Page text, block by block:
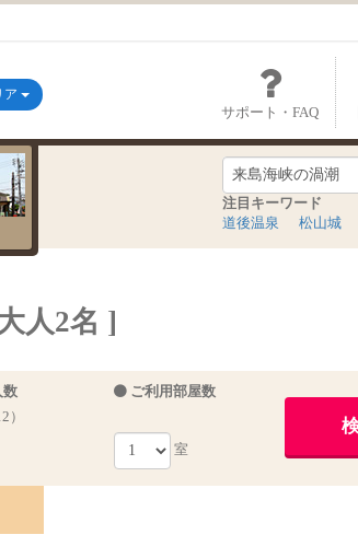
サポート・FAQ
ア
注目キーワード
道後温泉
松山城
人2名 ]
数
）
ご利用部屋数
室